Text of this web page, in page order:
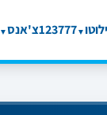
לוטו▼
777
123צ'אנס▼